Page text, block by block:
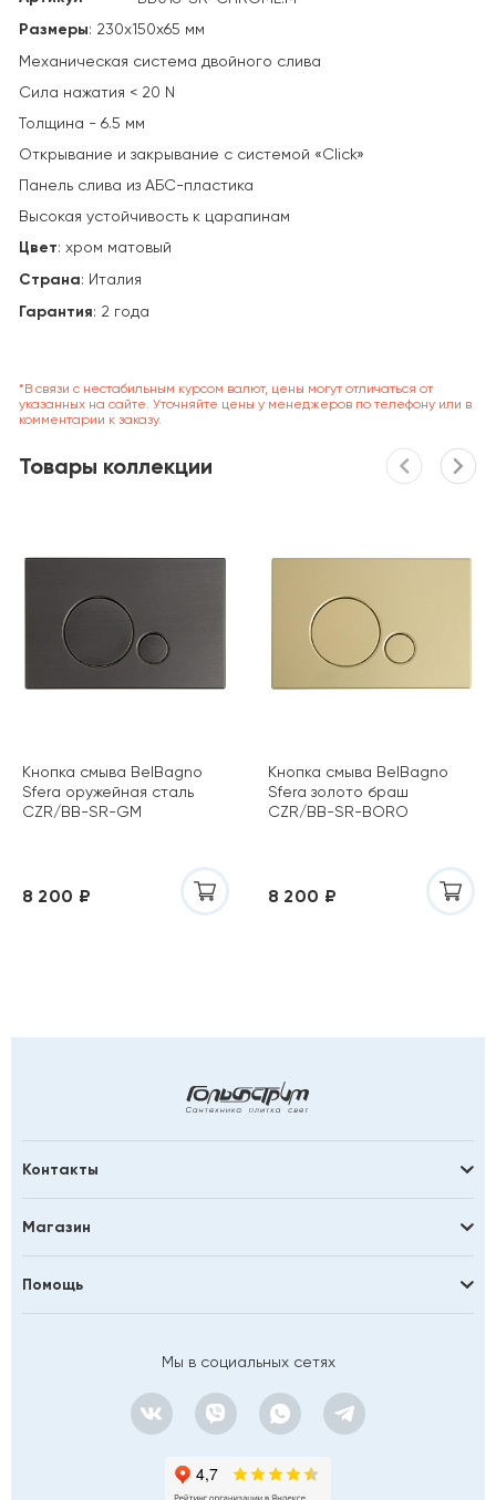
Размеры: 230х150х65 мм
Механическая система двойного слива
Сила нажатия < 20 N
Толщина - 6.5 мм
Открывание и закрывание с системой «Click»
Панель слива из АБС-пластика
Высокая устойчивость к царапинам
Цвет: хром матовый
Страна: Италия
Гарантия: 2 года
*В связи с нестабильным курсом валют, цены могут отличаться от
указанных на сайте. Уточняйте цены у менеджеров по телефону или в
комментарии к заказу.
Товары коллекции
Кнопка смыва BelBagno
Sfera оружейная сталь
CZR/BB-SR-GM
8 200 ₽
Кнопка смыва BelBagno
Sfera золото браш
CZR/BB-SR-BORO
8 200 ₽
Контакты
Магазин
Помощь
Мы в социальных сетях